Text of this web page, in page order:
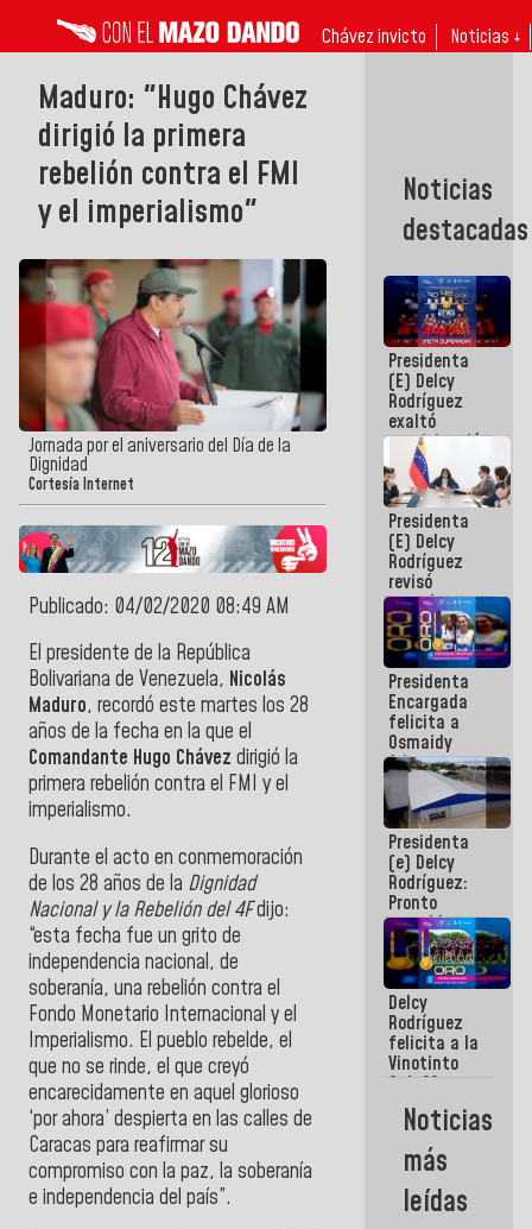
Chávez invicto Noticias ↓
Maduro: "Hugo Chávez
dirigió la primera
rebelión contra el FMI
y el imperialismo"
Jornada por el aniversario del Día de la
Dignidad
Cortesía Internet
Publicado: 04/02/2020 08:49 AM
El presidente de la República
Bolivariana de Venezuela, Nicolás
Maduro, recordó este martes los 28
años de la fecha en la que el
Comandante Hugo Chávez dirigió la
primera rebelión contra el FMI y el
imperialismo.
Durante el acto en conmemoración
de los 28 años de la Dignidad
Nacional y la Rebelión del 4Fdijo:
“esta fecha fue un grito de
independencia nacional, de
soberanía, una rebelión contra el
Fondo Monetario Internacional y el
Imperialismo. El pueblo rebelde, el
que no se rinde, el que creyó
encarecidamente en aquel glorioso
‘por ahora’ despierta en las calles de
Caracas para reafirmar su
compromiso con la paz, la soberanía
e independencia del país”.
Noticias
destacadas
Presidenta
(E) Delcy
Rodríguez
exaltó
participación
de
Venezuela
en Juegos
Centroamericanos
y del Caribe
2026
Presidenta
(E) Delcy
Rodríguez
revisó
agenda
económica y
ejecución de
fondos de
emergencia
post-sismos
Presidenta
Encargada
felicita a
Osmaidy
Arias y
Giraly
Marcano por
hacer
historia en
los
Centroamericanos
Presidenta
(e) Delcy
Rodríguez:
Pronto
restableceremos
las
operaciones
en el
Aeropuerto
Internacional
de
Maiquetía
Delcy
Rodríguez
felicita a la
Vinotinto
Sub 20
campeona
frente
México Sub
23 en los
Centroamericanos
Noticias
más
leídas